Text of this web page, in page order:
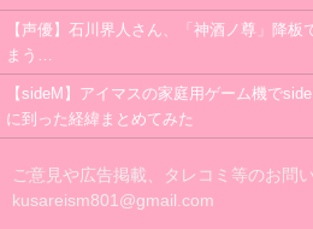
【声優】石川界人さん、「神酒ノ尊」降板
まう…
【sideM】アイマスの家庭用ゲーム機で
に到った経緯まとめてみた
ご意見や広告掲載、タレコミ等のお問
kusareism801@gmail.com